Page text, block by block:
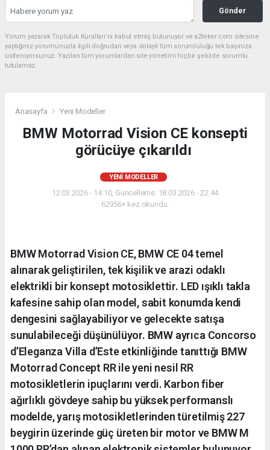
Gönder
Yorum yazarak Topluluk Kuralları’nı kabul etmiş bulunuyor ve a2teker.com sitesine
yaptığınız yorumunuzla ilgili doğrudan veya dolaylı tüm sorumluluğu tek başınıza
üstleniyorsunuz. Yazılan tüm yorumlardan site yönetimi hiçbir şekilde sorumlu
tutulamaz.
Anasayfa Yeni Modeller
BMW Motorrad Vision CE konsepti
görücüye çıkarıldı
YENI MODELLER
12.03.2026 - 14:10, Güncelleme: 18.03.2026 - 22:44
62956+ kez okundu.
BMW Motorrad Vision CE, BMW CE 04 temel
alınarak geliştirilen, tek kişilik ve arazi odaklı
elektrikli bir konsept motosiklettir. LED ışıklı takla
kafesine sahip olan model, sabit konumda kendi
dengesini sağlayabiliyor ve gelecekte satışa
sunulabileceği düşünülüyor. BMW ayrıca Concorso
d’Eleganza Villa d’Este etkinliğinde tanıttığı BMW
Motorrad Concept RR ile yeni nesil RR
motosikletlerin ipuçlarını verdi. Karbon fiber
ağırlıklı gövdeye sahip bu yüksek performanslı
modelde, yarış motosikletlerinden türetilmiş 227
beygirin üzerinde güç üreten bir motor ve BMW M